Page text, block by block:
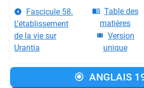
Fascicule 58.
L’établissement
de la vie sur
Urantia
Table des
matières
Version
unique
ANGLAIS